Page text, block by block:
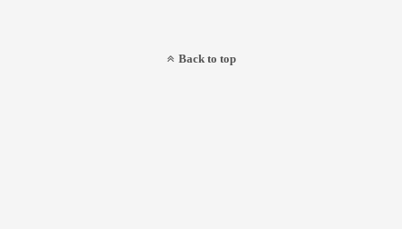
Back to top